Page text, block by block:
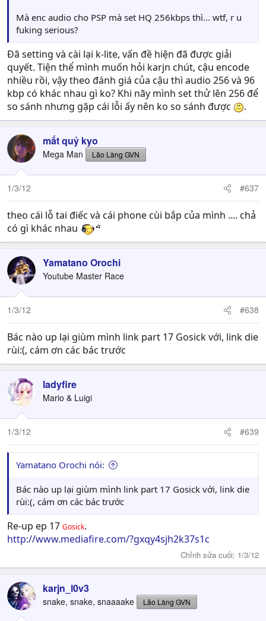
Mà enc audio cho PSP mà set HQ 256kbps thì... wtf, r u
fuking serious?
Đã setting và cài lại k-lite, vấn đề hiện đã được giải
quyết. Tiện thể mình muốn hỏi karjn chút, cậu encode
nhiều rồi, vậy theo đánh giá của cậu thì audio 256 và 96
kbp có khác nhau gì ko? Khi nãy mình set thử lên 256 để
so sánh nhưng gặp cái lỗi ấy nên ko so sánh được
.
mắt quỷ kyo
Mega Man Lão Làng GVN
1/3/12 #637
theo cái lỗ tai điếc và cái phone cùi bắp của mình .... chả
có gì khác nhau
Yamatano Orochi
Youtube Master Race
1/3/12 #638
Bác nào up lại giùm mình link part 17 Gosick với, link die
rùi:(, cám ơn các bác trước
ladyfire
Mario & Luigi
1/3/12 #639
Yamatano Orochi nói:
Bác nào up lại giùm mình link part 17 Gosick với, link die
rùi:(, cám ơn các bác trước
Re-up ep 17 Gosick.
http://www.mediafire.com/?gxqy4sjh2k37s1c
Chỉnh sửa cuối: 1/3/12
karjn_l0v3
snake, snake, snaaaake Lão Làng GVN